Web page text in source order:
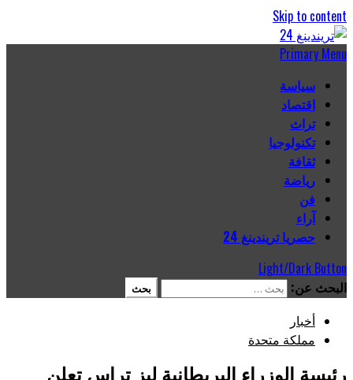
Skip to content
Primary Menu
سياسة
اقتصاد
تراث
تكنولوجيا
ثقافة
رياضة
فن
آراء
حصريا تريندينغ 24
Light/Dark Button
البحث عن:
أخبار
مملكة متحدة
رئيسة الوزراء البريطانية ليز تراس تعلن